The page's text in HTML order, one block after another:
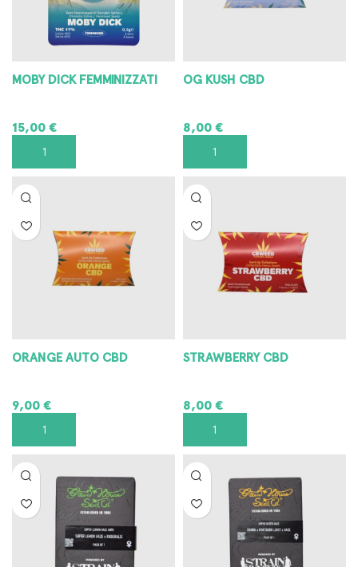
MOBY DICK FEMMINIZZATI
15,00€
AGGIUNGI AL CARRELLO
OG KUSH CBD
8,00€
AGGIUNGI AL CARRELLO
ORANGE AUTO CBD
9,00€
AGGIUNGI AL CARRELLO
STRAWBERRY CBD
8,00€
AGGIUNGI AL CARRELLO